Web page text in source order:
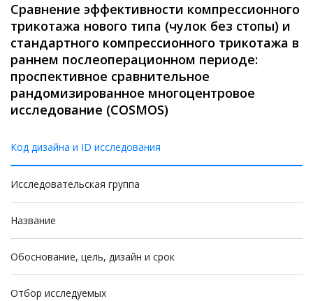
Сравнение эффективности компрессионного
трикотажа нового типа (чулок без стопы) и
стандартного компрессионного трикотажа в
раннем послеоперационном периоде:
проспективное сравнительное
рандомизированное многоцентровое
исследование (COSMOS)
Код дизайна и ID исследования
Исследовательская группа
Название
Обоснование, цель, дизайн и срок
Отбор исследуемых